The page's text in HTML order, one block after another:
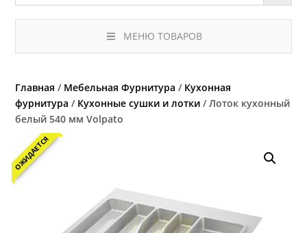
МЕНЮ ТОВАРОВ
Главная / Мебельная Фурнитура / Кухонная
фурнитура / Кухонные сушки и лотки / Лоток кухонный
белый 540 мм Volpato
ОЖИДАЕТСЯ